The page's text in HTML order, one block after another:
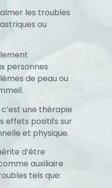
les troubles
ou
personnes
de peau ou
une thérapie
effets positifs sur
et physique.
d’être
auxiliaire
tels que: